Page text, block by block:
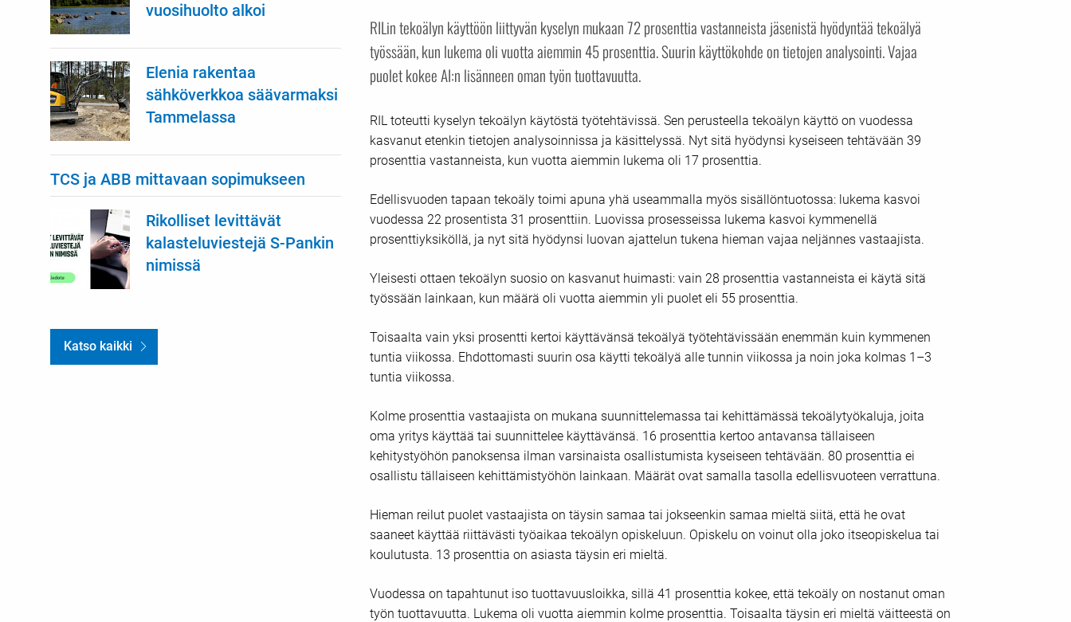
RILin tekoälyn käyttöön liittyvän kyselyn mukaan 72 prosenttia vastanneista jäsenistä hyödyntää tekoälyä
työssään, kun lukema oli vuotta aiemmin 45 prosenttia. Suurin käyttökohde on tietojen analysointi. Vajaa
puolet kokee AI:n lisänneen oman työn tuottavuutta.
RIL toteutti kyselyn tekoälyn käytöstä työtehtävissä. Sen perusteella tekoälyn käyttö on vuodessa
kasvanut etenkin tietojen analysoinnissa ja käsittelyssä. Nyt sitä hyödynsi kyseiseen tehtävään 39
prosenttia vastanneista, kun vuotta aiemmin lukema oli 17 prosenttia.
Edellisvuoden tapaan tekoäly toimi apuna yhä useammalla myös sisällöntuotossa: lukema kasvoi
vuodessa 22 prosentista 31 prosenttiin. Luovissa prosesseissa lukema kasvoi kymmenellä
prosenttiyksiköllä, ja nyt sitä hyödynsi luovan ajattelun tukena hieman vajaa neljännes vastaajista.
Yleisesti ottaen tekoälyn suosio on kasvanut huimasti: vain 28 prosenttia vastanneista ei käytä sitä
työssään lainkaan, kun määrä oli vuotta aiemmin yli puolet eli 55 prosenttia.
Toisaalta vain yksi prosentti kertoi käyttävänsä tekoälyä työtehtävissään enemmän kuin kymmenen
tuntia viikossa. Ehdottomasti suurin osa käytti tekoälyä alle tunnin viikossa ja noin joka kolmas 1–3
tuntia viikossa.
Kolme prosenttia vastaajista on mukana suunnittelemassa tai kehittämässä tekoälytyökaluja, joita
oma yritys käyttää tai suunnittelee käyttävänsä. 16 prosenttia kertoo antavansa tällaiseen
kehitystyöhön panoksensa ilman varsinaista osallistumista kyseiseen tehtävään. 80 prosenttia ei
osallistu tällaiseen kehittämistyöhön lainkaan. Määrät ovat samalla tasolla edellisvuoteen verrattuna.
Hieman reilut puolet vastaajista on täysin samaa tai jokseenkin samaa mieltä siitä, että he ovat
saaneet käyttää riittävästi työaikaa tekoälyn opiskeluun. Opiskelu on voinut olla joko itseopiskelua tai
koulutusta. 13 prosenttia on asiasta täysin eri mieltä.
Vuodessa on tapahtunut iso tuottavuusloikka, sillä 41 prosenttia kokee, että tekoäly on nostanut oman
työn tuottavuutta. Lukema oli vuotta aiemmin kolme prosenttia. Toisaalta täysin eri mieltä väitteestä on
vuosihuolto alkoi
Elenia rakentaa
sähköverkkoa säävarmaksi
Tammelassa
TCS ja ABB mittavaan sopimukseen
Rikolliset levittävät
kalasteluviestejä S-Pankin
nimissä
Katso kaikki